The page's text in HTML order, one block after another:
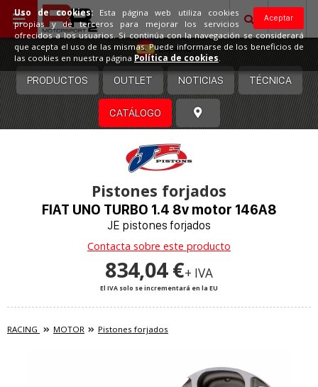
España
PRODUCTOS OUTLET NOTICIAS TÉCNICA
CATÁLOGO
Pistones forjados
FIAT UNO TURBO 1.4 8v motor 146A8
JE pistones forjados
Contacta sobre este producto
834,04 €+ IVA
El IVA solo se incrementará en la EU
RACING MOTOR Pistones forjados
Aceptar
Uso de cookies:Esta página web utiliza cookies
propias y de terceros para mejorar los servicios
ofrecidos a los usuarios. Si continúa con la navegación se considerará
que acepta el uso de las mismas. Puede informarse de los beneficios de
las cookies en nuestra página Política de cookies.